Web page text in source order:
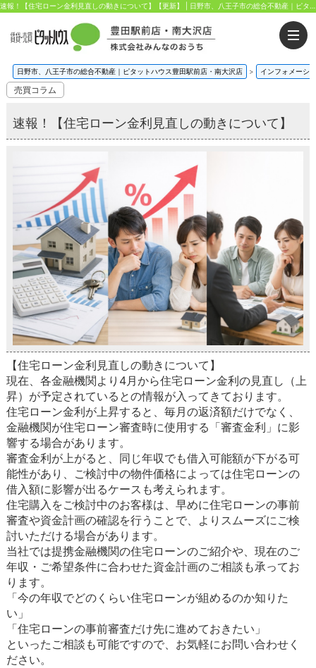
日野市、八王子市の総合不動産｜ピタットハウス豊田駅前店・南大沢店 > インフォメーシ
売買コラム
速報！【住宅ローン金利見直しの動きについて】
【住宅ローン金利見直しの動きについて】
現在、各金融機関より4月から住宅ローン金利の見直し（上
昇）が予定されているとの情報が入ってきております。
住宅ローン金利が上昇すると、毎月の返済額だけでなく、
金融機関が住宅ローン審査時に使用する「審査金利」に影
響する場合があります。
審査金利が上がると、同じ年収でも借入可能額が下がる可
能性があり、ご検討中の物件価格によっては住宅ローンの
借入額に影響が出るケースも考えられます。
住宅購入をご検討中のお客様は、早めに住宅ローンの事前
審査や資金計画の確認を行うことで、よりスムーズにご検
討いただける場合があります。
当社では提携金融機関の住宅ローンのご紹介や、現在のご
年収・ご希望条件に合わせた資金計画のご相談も承ってお
ります。
「今の年収でどのくらい住宅ローンが組めるのか知りた
い」
「住宅ローンの事前審査だけ先に進めておきたい」
といったご相談も可能ですので、お気軽にお問い合わせく
ださい。